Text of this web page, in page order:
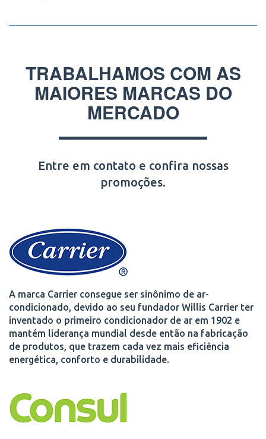
TRABALHAMOS COM AS
MAIORES MARCAS DO
MERCADO
Entre em contato e confira nossas
promoções.
A marca Carrier consegue ser sinônimo de ar-
condicionado, devido ao seu fundador Willis Carrier ter
inventado o primeiro condicionador de ar em 1902 e
mantém liderança mundial desde então na fabricação
de produtos, que trazem cada vez mais eficiência
energética, conforto e durabilidade.